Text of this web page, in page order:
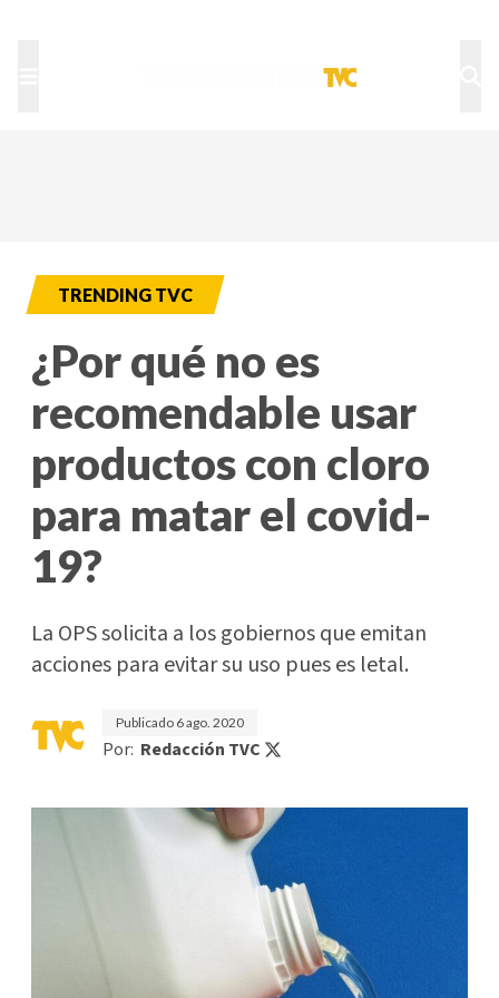
TRENDING TVC
¿Por qué no es
recomendable usar
productos con cloro
para matar el covid-
19?
La OPS solicita a los gobiernos que emitan
acciones para evitar su uso pues es letal.
Publicado 6 ago. 2020
Por: Redacción TVC